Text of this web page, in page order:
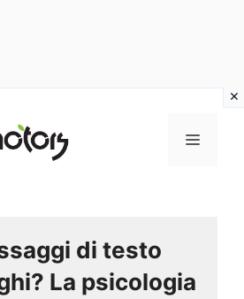
MENU
di testo
La psicologia